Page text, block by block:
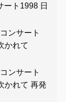
ート1998 日
ンサート
かれて
ンサート
かれて 再発